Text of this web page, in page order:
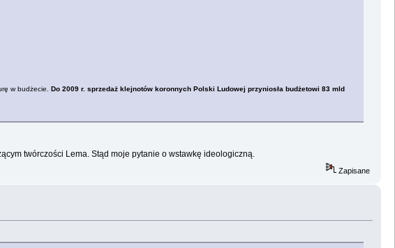
w budżecie. Do 2009 r. sprzedaż klejnotów koronnych Polski Ludowej przyniosła budżetowi 83 mld
twórczości Lema. Stąd moje pytanie o wstawkę ideologiczną.
Zapisane